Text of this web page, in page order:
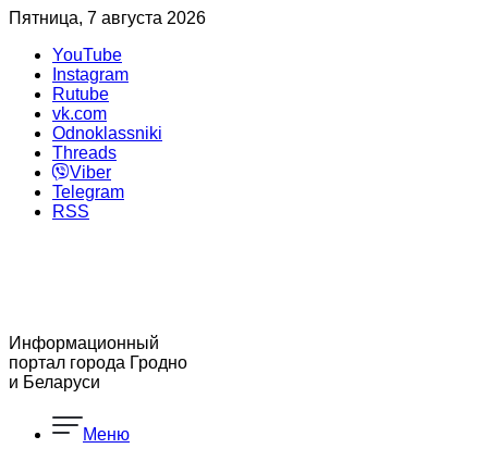
Пятница, 7 августа 2026
YouTube
Instagram
Rutube
vk.com
Odnoklassniki
Threads
Viber
Telegram
RSS
Информационный
портал города Гродно
и Беларуси
Меню